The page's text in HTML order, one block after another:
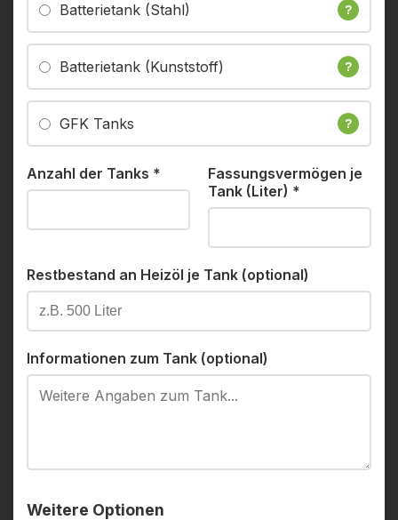
Batterietank (Stahl) ?
Batterietank (Kunststoff) ?
GFK Tanks ?
Anzahl der Tanks *
Fassungsvermögen je
Tank (Liter) *
Restbestand an Heizöl je Tank (optional)
Informationen zum Tank (optional)
Weitere Optionen